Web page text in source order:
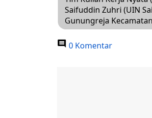
Saifuddin Zuhri (UIN
Gunungreja
0 Komentar